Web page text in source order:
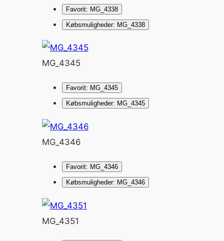
Favorit: MG_4338
Købsmuligheder: MG_4338
MG_4345
Favorit: MG_4345
Købsmuligheder: MG_4345
MG_4346
Favorit: MG_4346
Købsmuligheder: MG_4346
MG_4351